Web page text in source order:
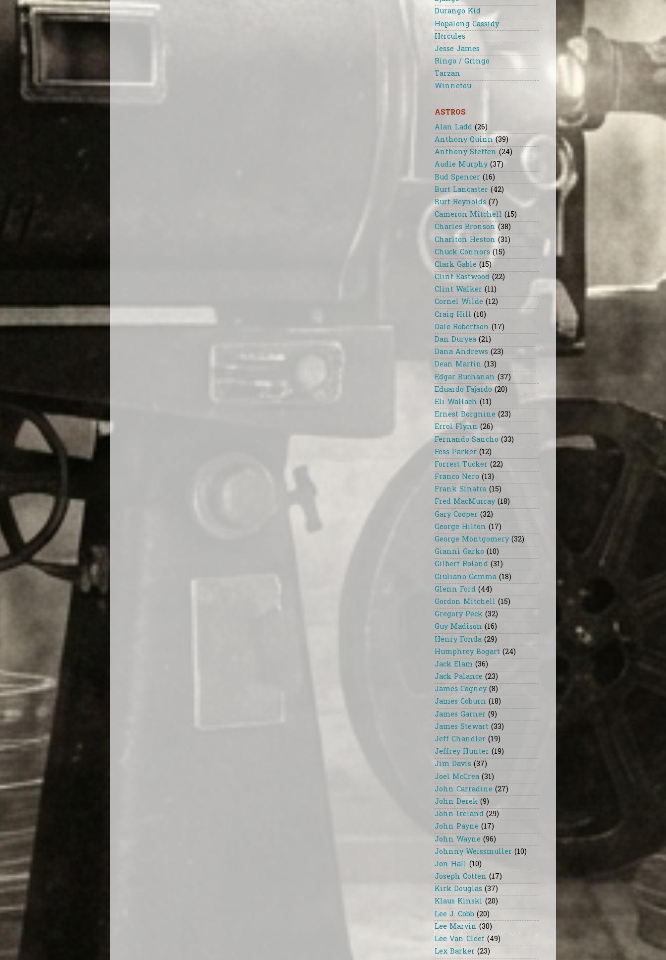
Durango Kid
Hopalong Cassidy
Hércules
Jesse James
Ringo / Gringo
Tarzan
Winnetou
ASTROS
Alan Ladd (26)
Anthony Quinn (39)
Anthony Steffen (24)
Audie Murphy (37)
Bud Spencer (16)
Burt Lancaster (42)
Burt Reynolds (7)
Cameron Mitchell (15)
Charles Bronson (38)
Charlton Heston (31)
Chuck Connors (15)
Clark Gable (15)
Clint Eastwood (22)
Clint Walker (11)
Cornel Wilde (12)
Craig Hill (10)
Dale Robertson (17)
Dan Duryea (21)
Dana Andrews (23)
Dean Martin (13)
Edgar Buchanan (37)
Eduardo Fajardo (20)
Eli Wallach (11)
Ernest Borgnine (23)
Errol Flynn (26)
Fernando Sancho (33)
Fess Parker (12)
Forrest Tucker (22)
Franco Nero (13)
Frank Sinatra (15)
Fred MacMurray (18)
Gary Cooper (32)
George Hilton (17)
George Montgomery (32)
Gianni Garko (10)
Gilbert Roland (31)
Giuliano Gemma (18)
Glenn Ford (44)
Gordon Mitchell (15)
Gregory Peck (32)
Guy Madison (16)
Henry Fonda (29)
Humphrey Bogart (24)
Jack Elam (36)
Jack Palance (23)
James Cagney (8)
James Coburn (18)
James Garner (9)
James Stewart (33)
Jeff Chandler (19)
Jeffrey Hunter (19)
Jim Davis (37)
Joel McCrea (31)
John Carradine (27)
John Derek (9)
John Ireland (29)
John Payne (17)
John Wayne (96)
Johnny Weissmuller (10)
Jon Hall (10)
Joseph Cotten (17)
Kirk Douglas (37)
Klaus Kinski (20)
Lee J. Cobb (20)
Lee Marvin (30)
Lee Van Cleef (49)
Lex Barker (23)